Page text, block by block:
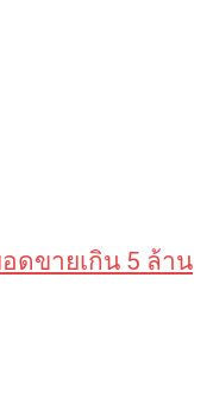
อดขายเกิน 5 ล้าน